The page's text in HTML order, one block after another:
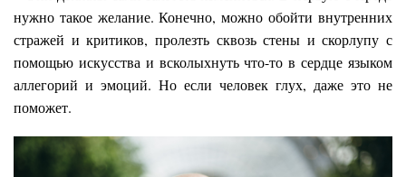
нужно такое желание. Конечно, можно обойти внутренних
стражей и критиков, пролезть сквозь стены и скорлупу с
помощью искусства и всколыхнуть что-то в сердце языком
аллегорий и эмоций. Но если человек глух, даже это не
поможет.